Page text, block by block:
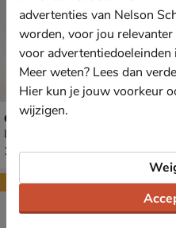
Guess Vinsa
Lage sneakers - beige
€ 129,99
129,99
New
advertenties van Nelson
worden, voor jou relevanter
voor
Meer weten? Lees dan
Hier kun je jouw voorkeur
wijzigen.